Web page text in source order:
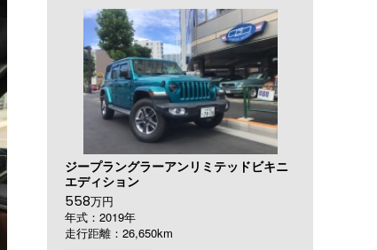
ジープラングラーアンリミテッドビキニ
エディション
558万円
年式：2019年
走行距離：26,650km